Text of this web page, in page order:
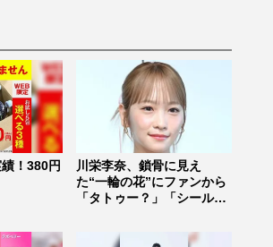
！380円
川栄李奈、鎖骨に見え
た“一輪の花”にファンから
「タトゥー？」「シールで